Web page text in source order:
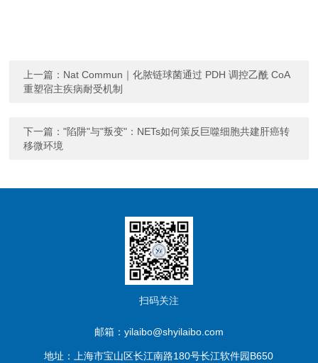
上一篇： Nat Commun｜化脓链球菌通过 PDH 调控乙酰 CoA
重塑宿主疾病耐受机制
下一篇："陷阱"与"叛变"：NETs如何策反巨噬细胞共建肝癌转
移微环境
扫码关注
邮箱：yilaibo@shyilaibo.com
地址：上海市宝山区长江南路180号长江软件园B650